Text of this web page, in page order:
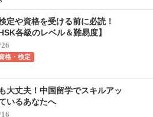
定や資格を受ける前に必読！
各級のレベル＆難易度】
格・検定
大丈夫！中国留学でスキルアッ
いるあなたへ